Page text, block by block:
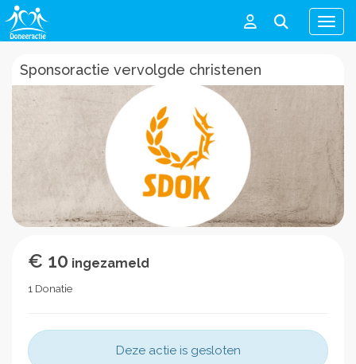
Menu
Sponsoractie vervolgde christenen
€ 10 ingezameld
1 Donatie
Deze actie is gesloten